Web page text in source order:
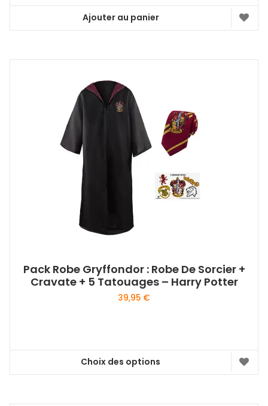
Ajouter au panier
Pack Robe Gryffondor : Robe De Sorcier +
Cravate + 5 Tatouages – Harry Potter
39,95 €
Choix des options
Ce